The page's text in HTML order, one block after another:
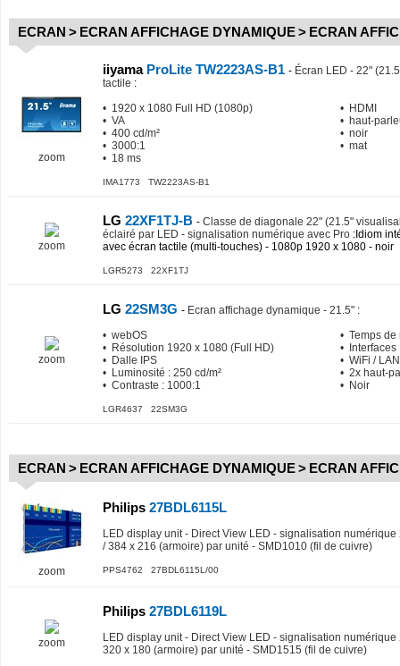
ECRAN > ECRAN AFFICHAGE DYNAMIQUE> ECRAN
zoom
iiyamaProLite TW2223AS-B1 - Écran LED - 22"
tactile :
• 1920 x 1080 Full HD (1080p)
• VA
• 400 cd/m²
• 3000:1
• 18 ms
• HDMI
• haut-
• noir
• mat
IMA1773 TW2223AS-B1
zoom
LG 22XF1TJ-B - Classe de diagonale 22" (21.5"
éclairé par LED - signalisation numérique avec Pro :Idiom
avec écran tactile (multi-touches) - 1080p 1920 x 1080 - noir
LGR5273 22XF1TJ
zoom
LG 22SM3G - Ecran affichage dynamique - 21.5" :
• webOS
• Résolution 1920 x 1080 (Full HD)
• Dalle IPS
• Luminosité : 250 cd/m²
• Contraste : 1000:1
• Temps de
• Interfaces
• WiFi /
• 2x haut-
• Noir
LGR4637 22SM3G
ECRAN > ECRAN AFFICHAGE DYNAMIQUE> ECRAN
zoom
Philips 27BDL6115L
LED display unit - Direct View LED - signalisation
/ 384 x 216 (armoire) par unité - SMD1010 (fil de cuivre)
PPS4762 27BDL6115L/00
zoom
Philips 27BDL6119L
LED display unit - Direct View LED - signalisation
320 x 180 (armoire) par unité - SMD1515 (fil de cuivre)